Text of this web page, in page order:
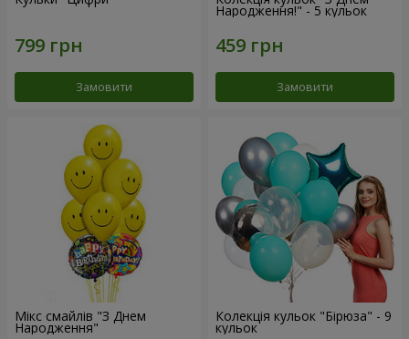
Замовити
Народження!" - 5 кульок
Замовити
Мікс смайлів "З Днем
Народження"
Колекція кульок "Бірюза" - 9
кульок